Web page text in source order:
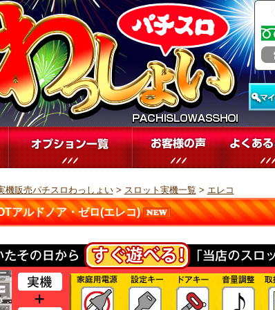
機販売パチスロわっしょい> スロット実機一覧 > エレコ
アルドノア・ゼロ(エレコ)